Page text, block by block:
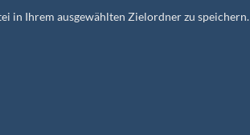
in Ihrem ausgewählten Zielordner zu speichern.